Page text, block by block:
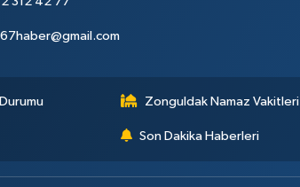
Zonguldak Namaz Vakitleri
Son Dakika Haberleri